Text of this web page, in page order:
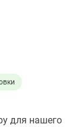
для нашего